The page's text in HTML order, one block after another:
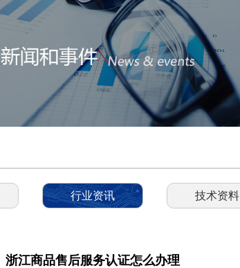
行业资讯 技术资料
浙江商品售后服务认证怎么办理